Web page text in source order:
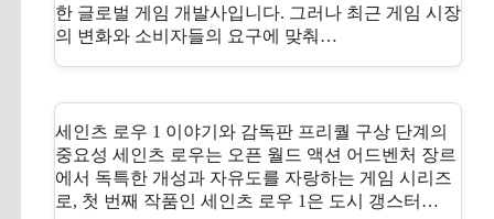
한 글로벌 게임 개발사입니다. 그러나 최근 게임 시장
의 변화와 소비자들의 요구에 맞춰…
세인츠 로우 1 이야기와 감독판 프리퀄 구상 단계의
중요성 세인츠 로우는 오픈 월드 액션 어드벤처 장르
에서 독특한 개성과 자유도를 자랑하는 게임 시리즈
로, 첫 번째 작품인 세인츠 로우 1은 도시 갱스터…